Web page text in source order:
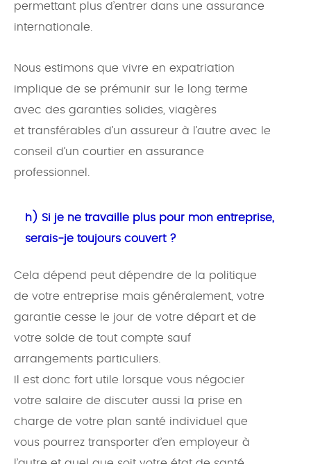
permettant plus d’entrer dans une assurance
internationale.
Nous estimons que vivre en expatriation
implique de se prémunir sur le long terme
avec des garanties solides, viagères
et transférables d’un assureur à l’autre avec le
conseil d’un courtier en assurance
professionnel.
h) Si je ne travaille plus pour mon entreprise,
serais-je toujours couvert ?
Cela dépend peut dépendre de la politique
de votre entreprise mais généralement, votre
garantie cesse le jour de votre départ et de
votre solde de tout compte sauf
arrangements particuliers.
Il est donc fort utile lorsque vous négocier
votre salaire de discuter aussi la prise en
charge de votre plan santé individuel que
vous pourrez transporter d’en employeur à